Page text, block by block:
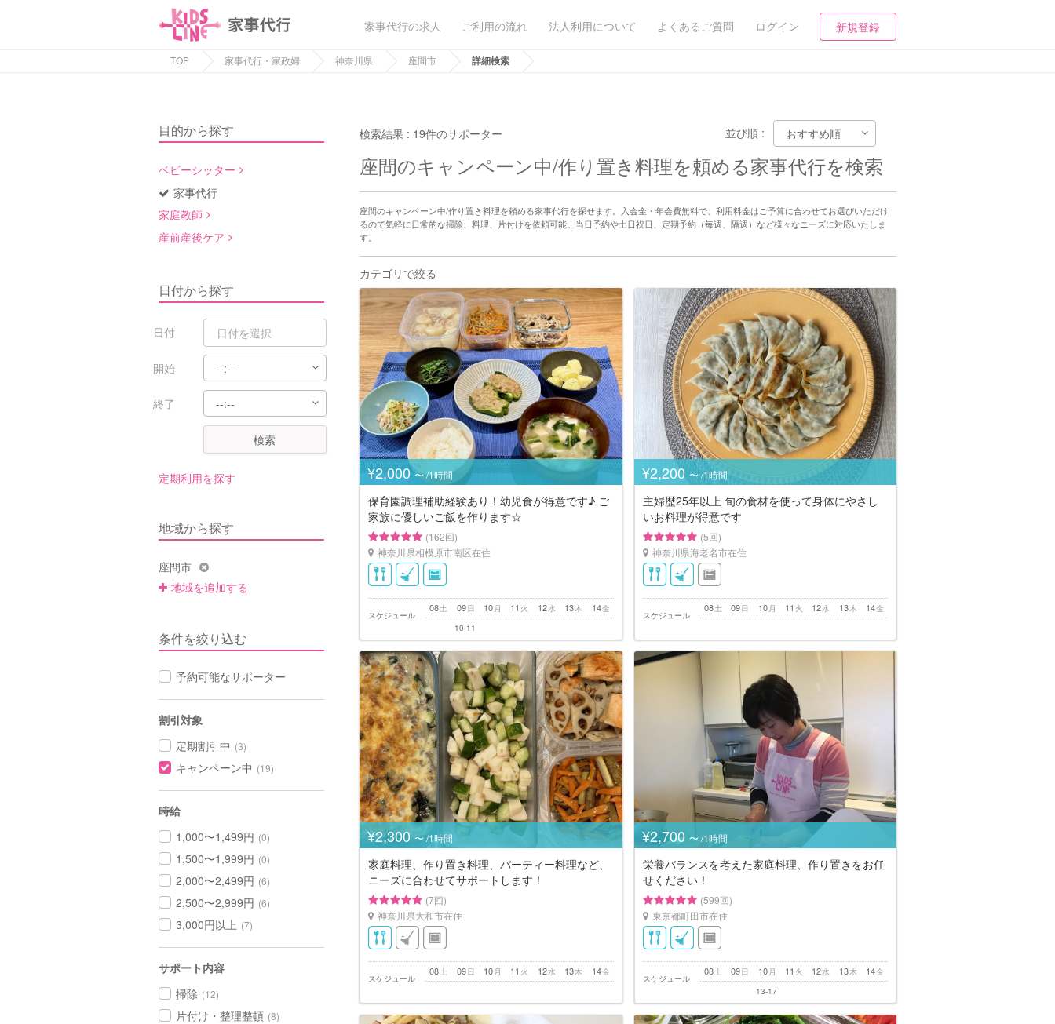
家事代行の求人 ご利用の流れ 法人利用について よくあるご質問 ログイン 新規登録
TOP 家事代行・家政婦 神奈川県 座間市 詳細検索
目的から探す
ベビーシッター
家事代行
家庭教師
産前産後ケア
日付から探す
日付
開始
終了
検索
定期利用を探す
地域から探す
座間市
地域を追加する
条件を絞り込む
予約可能なサポーター
割引対象
定期割引中 (3)
キャンペーン中 (19)
時給
1,000〜1,499円 (0)
1,500〜1,999円 (0)
2,000〜2,499円 (6)
2,500〜2,999円 (6)
3,000円以上 (7)
サポート内容
掃除 (12)
片付け・整理整頓 (8)
検索結果 : 19件のサポーター 並び順 :
座間のキャンペーン中/作り置き料理を頼める家事代行を検索
座間のキャンペーン中/作り置き料理を頼める家事代行を探せます。入会金・年会費無料で、利用料金はご予算に合わせてお選びいただけ
るので気軽に日常的な掃除、料理、片付けを依頼可能。当日予約や土日祝日、定期予約（毎週、隔週）など様々なニーズに対応いたしま
す。
カテゴリで絞る
¥2,000 〜 /1時間
保育園調理補助経験あり！幼児食が得意です♪ ご
家族に優しいご飯を作ります☆
(162回)
神奈川県相模原市南区在住
スケジュール
土
08 日
09 月
10 火
11 水
12 木
13 金
14
10-11
¥2,200 〜 /1時間
主婦歴25年以上 旬の食材を使って身体にやさし
いお料理が得意です
(5回)
神奈川県海老名市在住
スケジュール
土
08 日
09 月
10 火
11 水
12 木
13 金
14
¥2,300 〜 /1時間
家庭料理、作り置き料理、パーティー料理など、
ニーズに合わせてサポートします！
(7回)
神奈川県大和市在住
スケジュール
土
08 日
09 月
10 火
11 水
12 木
13 金
14
¥2,700 〜 /1時間
栄養バランスを考えた家庭料理、作り置きをお任
せください！
(599回)
東京都町田市在住
スケジュール
土
08 日
09 月
10 火
11 水
12 木
13 金
14
13-17